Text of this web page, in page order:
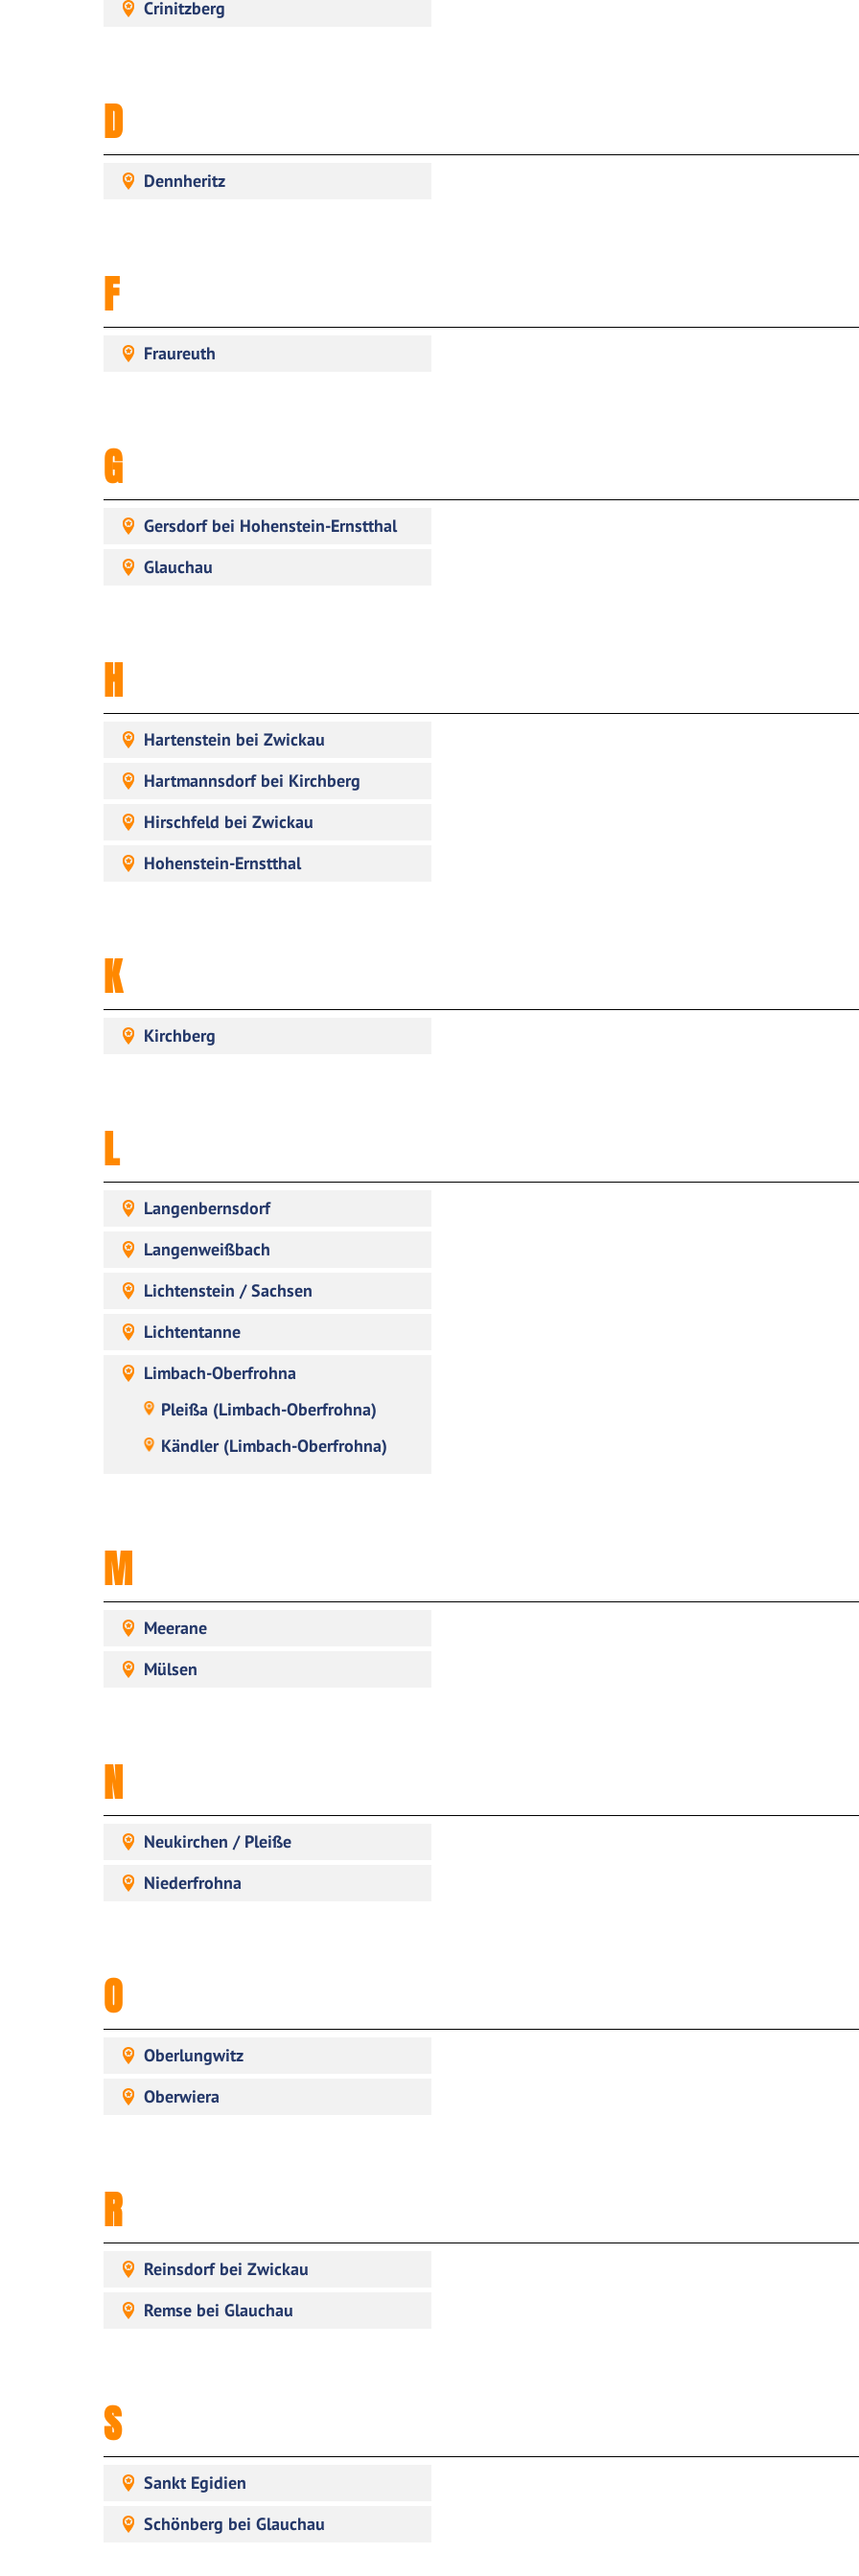
Crinitzberg
D
Dennheritz
F
Fraureuth
G
Gersdorf bei Hohenstein-Ernstthal
Glauchau
H
Hartenstein bei Zwickau
Hartmannsdorf bei Kirchberg
Hirschfeld bei Zwickau
Hohenstein-Ernstthal
K
Kirchberg
L
Langenbernsdorf
Langenweißbach
Lichtenstein / Sachsen
Lichtentanne
Limbach-Oberfrohna
Pleißa (Limbach-Oberfrohna)
Kändler (Limbach-Oberfrohna)
M
Meerane
Mülsen
N
Neukirchen / Pleiße
Niederfrohna
O
Oberlungwitz
Oberwiera
R
Reinsdorf bei Zwickau
Remse bei Glauchau
S
Sankt Egidien
Schönberg bei Glauchau